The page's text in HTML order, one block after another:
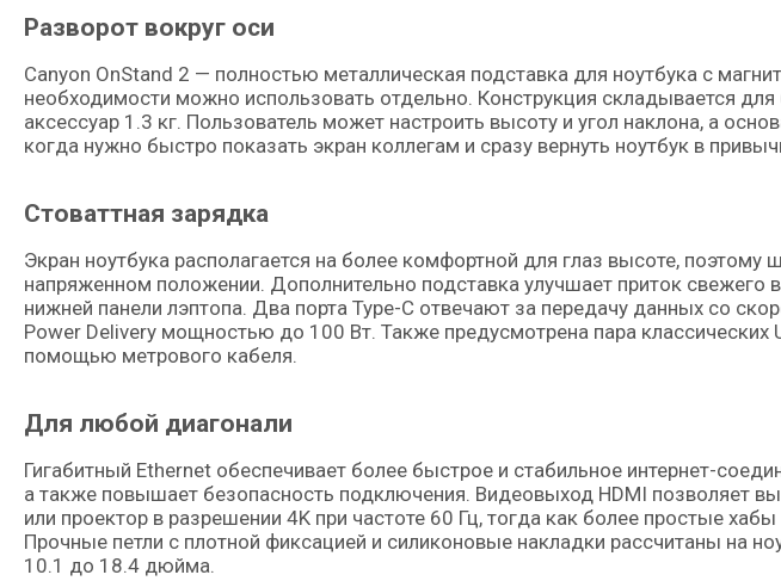
Разворот вокруг оси
Canyon OnStand 2 — полностью металлическая подставка для ноутбука с
необходимости можно использовать отдельно. Конструкция складывается для
аксессуар 1.3 кг. Пользователь может настроить высоту и угол наклона, а
когда нужно быстро показать экран коллегам и сразу вернуть ноутбук в
Стоваттная зарядка
Экран ноутбука располагается на более комфортной для глаз высоте, поэтому
напряженном положении. Дополнительно подставка улучшает приток свежего
нижней панели лэптопа. Два порта Type-C отвечают за передачу данных со
Power Delivery мощностью до 100 Вт. Также предусмотрена пара классических
помощью метрового кабеля.
Для любой диагонали
Гигабитный Ethernet обеспечивает более быстрое и стабильное интернет-
а также повышает безопасность подключения. Видеовыход HDMI позволяет
или проектор в разрешении 4K при частоте 60 Гц, тогда как более простые
Прочные петли с плотной фиксацией и силиконовые накладки рассчитаны на
10.1 до 18.4 дюйма.